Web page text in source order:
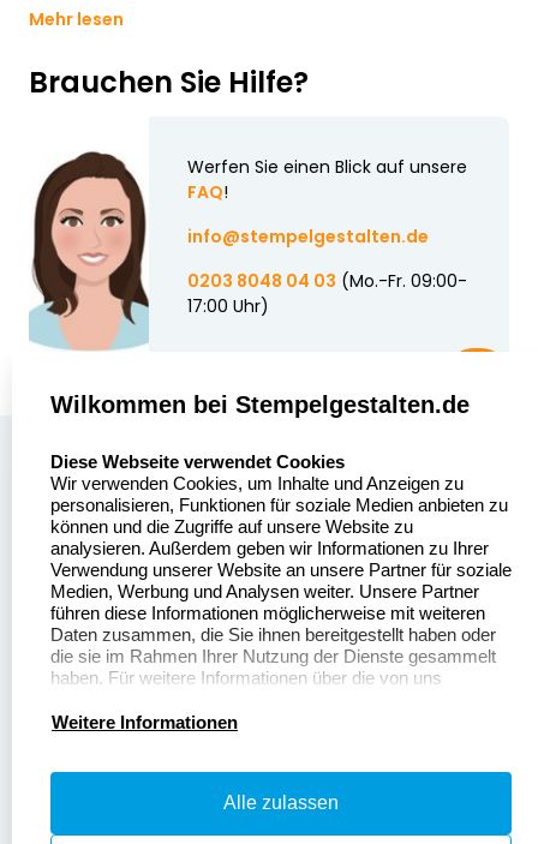
Mehr lesen
Brauchen Sie Hilfe?
Werfen Sie einen Blick auf unsere
FAQ!
info@stempelgestalten.de
0203 8048 04 03 (Mo.-Fr. 09:00-
17:00 Uhr)
Stempelgestalten.de
Asterlager Straße 97
47228 Duisburg
Deutschland
Über uns
Sitemap
Alle
Stempelinformationen
Dateivorgaben
Fragen & Antworten
Datenschutzerklärung
Zahlung & Versand
Widerruf & Rückgabe
Wilkommen bei Stempelgestalten.de
Diese Webseite verwendet Cookies
Wir verwenden Cookies, um Inhalte und Anzeigen zu
personalisieren, Funktionen für soziale Medien anbieten zu
können und die Zugriffe auf unsere Website zu
analysieren. Außerdem geben wir Informationen zu Ihrer
Verwendung unserer Website an unsere Partner für soziale
Medien, Werbung und Analysen weiter. Unsere Partner
führen diese Informationen möglicherweise mit weiteren
Daten zusammen, die Sie ihnen bereitgestellt haben oder
die sie im Rahmen Ihrer Nutzung der Dienste gesammelt
haben. Für weitere Informationen über die von uns
Datenschutzerklärung.
Weitere Informationen
Alle zulassen